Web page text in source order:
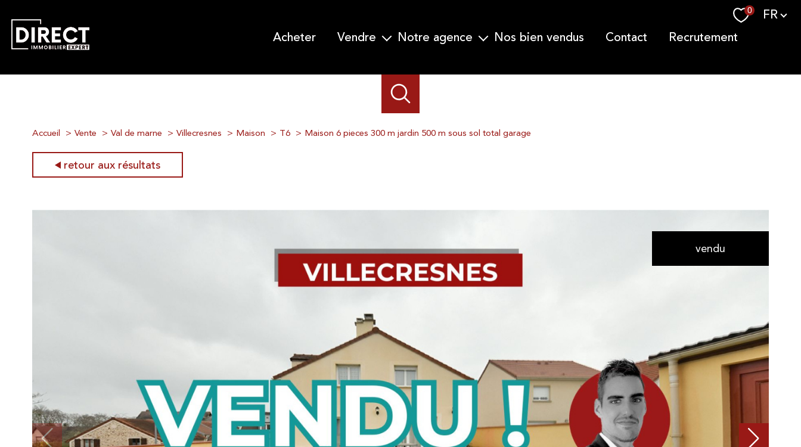
0 Langue
FR
acheter
vendre
Demander une estimation
notre agence
Notre équipe
nos bien vendus contact recrutement
Accueil Vente Val de marne Villecresnes Maison T6 Maison 6 pieces 300 m jardin 500 m sous sol total garage
retour aux résultats
vendu